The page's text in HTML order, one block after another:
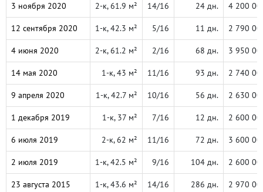
3 ноября 2020 2-к, 61.9 м² 14/16 24 дн. 4 200
12 сентября 2020 1-к, 42.3 м² 5/16 11 дн. 2 790
4 июня 2020 2-к, 61.2 м² 2/16 68 дн. 3 950
14 мая 2020 1-к, 43 м² 11/16 93 дн. 2 740
9 апреля 2020 1-к, 42.7 м² 10/16 56 дн. 2 630
1 декабря 2019 1-к, 37 м² 7/16 12 дн. 2 600
6 июля 2019 2-к, 62 м² 11/16 72 дн. 3 600
2 июля 2019 1-к, 42.5 м² 9/16 104 дн. 2 600
23 августа 2015 1-к, 43.6 м² 14/16 286 дн. 2 970